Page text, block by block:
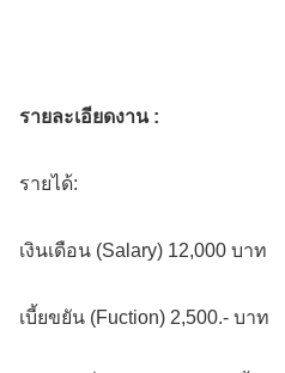
รายละเอียดงาน :
รายได้:
เงินเดือน (Salary) 12,000 บาท
เบี้ยขยัน (Fuction) 2,500.- บาท